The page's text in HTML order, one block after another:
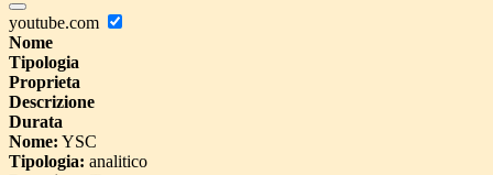
youtube.com
Nome
Tipologia
Proprieta
Descrizione
Durata
Nome: YSC
Tipologia: analitico